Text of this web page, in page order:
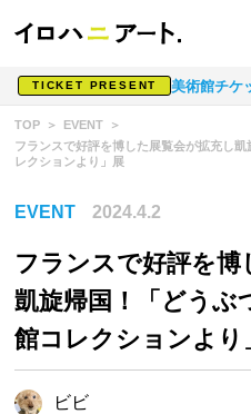
TICKET PRESENT 美術館チケ
TOP
EVENT
フランスで好評を博した展覧会が拡充し
レクションより」展
EVENT 2024.4.2
フランスで好評を博
凱旋帰国！「どうぶ
館コレクションより
ビビ